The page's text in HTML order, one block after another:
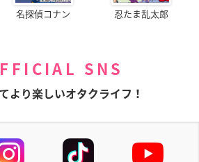
名探偵コナン 忍たま乱太郎
SNS
より楽しいオタクライフ！